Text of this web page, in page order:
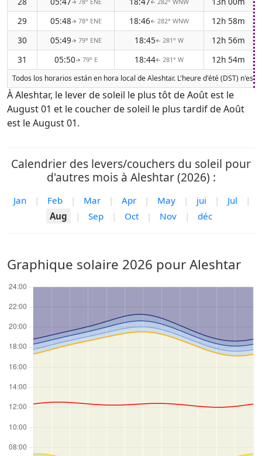
↑ ↑
29
05:48↑ 78° ENE 18:46↑ 282° WNW 12h 58m
30
05:49↑ 79° ENE 18:45↑ 281° W 12h 56m
31
05:50↑ 79° E 18:44↑ 281° W 12h 54m
Todos los horarios están en hora local de Aleshtar. L'heure d'été (DST)
À Aleshtar, le lever de soleil le plus tôt de Août est le
August 01 et le coucher de soleil le plus tardif de Août
est le August 01.
Calendrier des levers/couchers du soleil pour
d'autres mois à Aleshtar (2026) :
Jan | Feb | Mar | Apr | May | jui | Jul
|
Aug
| Sep | Oct | Nov | déc
Graphique solaire 2026 pour Aleshtar